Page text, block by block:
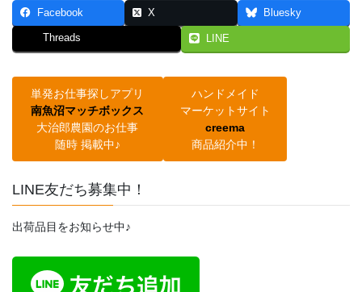
Facebook X Bluesky
Threads LINE
単発お仕事探しアプリ
南魚沼マッチボックス
大治郎農園のお仕事
随時 掲載中♪
ハンドメイド
マーケットサイト
creema
商品紹介中！
LINE友だち募集中！
出荷品目をお知らせ中♪